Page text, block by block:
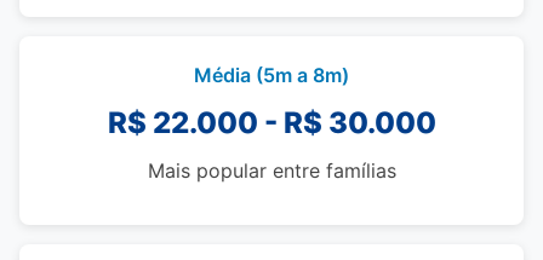
Média (5m a 8m)
R$ 22.000 - R$ 30.000
Mais popular entre famílias